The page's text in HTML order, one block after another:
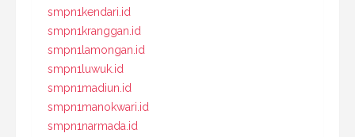
smpn1kendari.id
smpn1kranggan.id
smpn1lamongan.id
smpn1luwuk.id
smpn1madiun.id
smpn1manokwari.id
smpn1narmada.id